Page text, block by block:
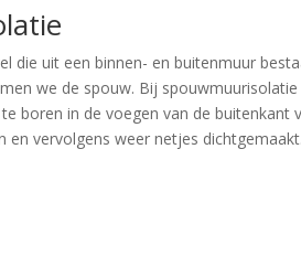
die uit een binnen- en buitenmuur
we de spouw. Bij
boren in de voegen van de buitenkant
en vervolgens weer netjes